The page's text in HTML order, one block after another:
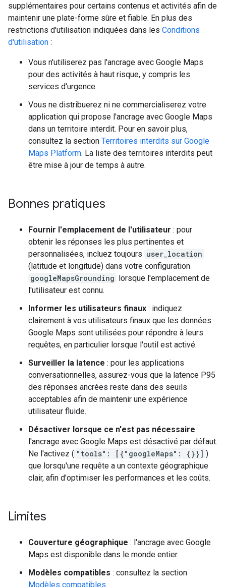
supplémentaires pour certains contenus et activités afin de
maintenir une plate-forme sûre et fiable. En plus des
restrictions d'utilisation indiquées dans les Conditions
d'utilisation :
Vous n'utiliserez pas l'ancrage avec Google Maps
pour des activités à haut risque, y compris les
services d'urgence.
Vous ne distribuerez ni ne commercialiserez votre
application qui propose l'ancrage avec Google Maps
dans un territoire interdit. Pour en savoir plus,
consultez la section Territoires interdits sur Google
Maps Platform. La liste des territoires interdits peut
être mise à jour de temps à autre.
Bonnes pratiques
Fournir l'emplacement de l'utilisateur : pour
obtenir les réponses les plus pertinentes et
personnalisées, incluez toujours user_location
(latitude et longitude) dans votre configuration
googleMapsGrounding lorsque l'emplacement de
l'utilisateur est connu.
Informer les utilisateurs finaux : indiquez
clairement à vos utilisateurs finaux que les données
Google Maps sont utilisées pour répondre à leurs
requêtes, en particulier lorsque l'outil est activé.
Surveiller la latence : pour les applications
conversationnelles, assurez-vous que la latence P95
des réponses ancrées reste dans des seuils
acceptables afin de maintenir une expérience
utilisateur fluide.
Désactiver lorsque ce n'est pas nécessaire :
l'ancrage avec Google Maps est désactivé par défaut.
Ne l'activez ( "tools": [{"googleMaps": {}}] )
que lorsqu'une requête a un contexte géographique
clair, afin d'optimiser les performances et les coûts.
Limites
Couverture géographique : l'ancrage avec Google
Maps est disponible dans le monde entier.
Modèles compatibles : consultez la section
Modèles compatibles.